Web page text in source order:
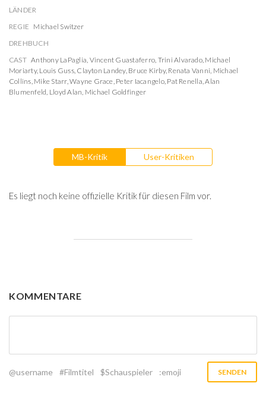
LÄNDER
REGIE Michael Switzer
DREHBUCH
CAST Anthony LaPaglia, Vincent Guastaferro, Trini Alvarado, Michael
Moriarty, Louis Guss, Clayton Landey, Bruce Kirby, Renata Vanni, Michael
Collins, Mike Starr,Wayne Grace, Peter Iacangelo, Pat Renella,Alan
Blumenfeld, Lloyd Alan, Michael Goldfinger
MB-Kritik User-Kritiken
Es liegt noch keine offizielle Kritik für diesen Film vor.
KOMMENTARE
@username #Filmtitel $Schauspieler :emoji